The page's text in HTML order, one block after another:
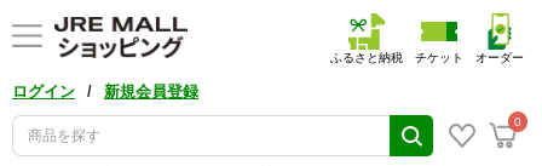
ログイン / 新規会員登録
0
ふるさと納税 チケット オーダー